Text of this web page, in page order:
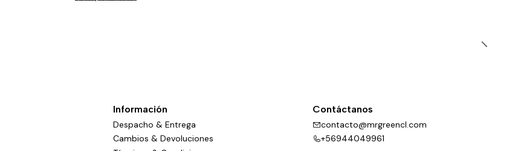
Información
Despacho & Entrega
Cambios & Devoluciones
Contáctanos
contacto@mrgreencl.com
+56944049961